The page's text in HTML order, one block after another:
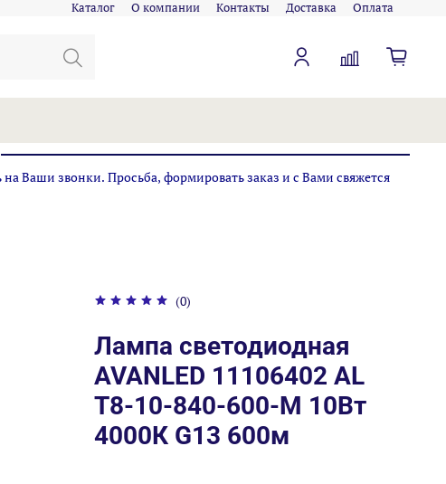
Каталог О компании Контакты Доставка Оплата
Ваши звонки. Просьба, формировать заказ и с Вами свяжется
(0)
Лампа светодиодная
AVANLED 11106402 AL
Т8-10-840-600-М 10Вт
4000К G13 600м